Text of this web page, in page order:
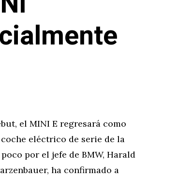
el MINI E regresará como
eléctrico de serie de la
por el jefe de BMW, Harald
ha confirmado a